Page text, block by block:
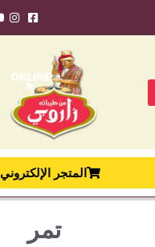
المتجر الإلكتروني
تمر